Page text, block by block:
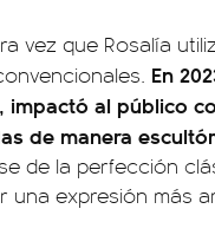
vez que Rosalía
En
impactó al público
de manera
de la perfección
una expresión más